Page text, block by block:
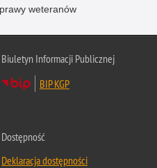
weteranów
Biuletyn Informacji Publicznej
BIP KGP
Dostępność
Deklaracja dostępności